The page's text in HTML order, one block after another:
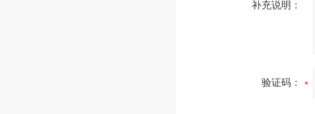
补充说明：
验证码：